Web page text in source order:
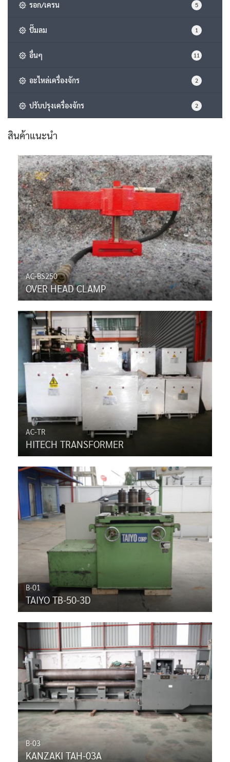
รอก/เครน 5
ปั๊มลม 1
อื่นๆ 11
อะไหล่เครื่องจักร 2
ปรับปรุงเครื่องจักร 2
สินค้าแนะนำ
AC-BS250
OVER HEAD CLAMP
AC-TR
HITECH TRANSFORMER
B-01
TAIYO TB-50-3D
B-03
KANZAKI TAH-03A